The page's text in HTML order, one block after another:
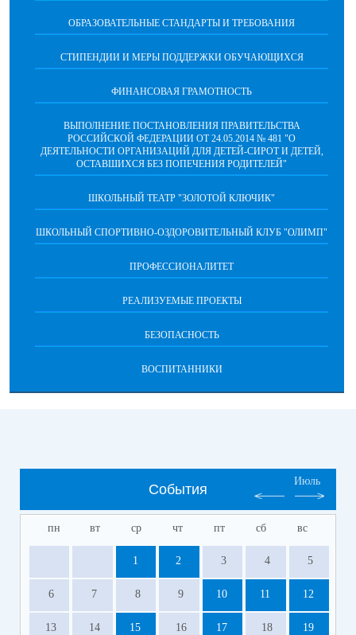
ОБРАЗОВАТЕЛЬНЫЕ СТАНДАРТЫ И ТРЕБОВАНИЯ
СТИПЕНДИИ И МЕРЫ ПОДДЕРЖКИ ОБУЧАЮЩИХСЯ
ФИНАНСОВАЯ ГРАМОТНОСТЬ
ВЫПОЛНЕНИЕ ПОСТАНОВЛЕНИЯ ПРАВИТЕЛЬСТВА
РОССИЙСКОЙ ФЕДЕРАЦИИ ОТ 24.05.2014 № 481 "О
ДЕЯТЕЛЬНОСТИ ОРГАНИЗАЦИЙ ДЛЯ ДЕТЕЙ-СИРОТ И ДЕТЕЙ,
ОСТАВШИХСЯ БЕЗ ПОПЕЧЕНИЯ РОДИТЕЛЕЙ"
ШКОЛЬНЫЙ ТЕАТР "ЗОЛОТОЙ КЛЮЧИК"
ШКОЛЬНЫЙ СПОРТИВНО-ОЗДОРОВИТЕЛЬНЫЙ КЛУБ "ОЛИМП"
ПРОФЕССИОНАЛИТЕТ
РЕАЛИЗУЕМЫЕ ПРОЕКТЫ
БЕЗОПАСНОСТЬ
ВОСПИТАННИКИ
События
Июль
пн вт ср чт пт сб вс
1 2 3 4 5
6 7 8 9 10 11 12
13 14 15 16 17 18 19